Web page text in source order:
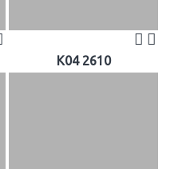
K04 2610